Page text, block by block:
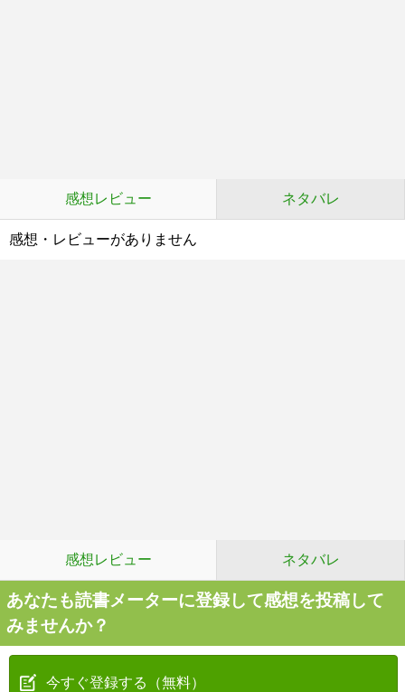
感想レビュー ネタバレ
感想・レビューがありません
感想レビュー ネタバレ
あなたも読書メーターに登録して感想を投稿して
みませんか？
今すぐ登録する（無料）